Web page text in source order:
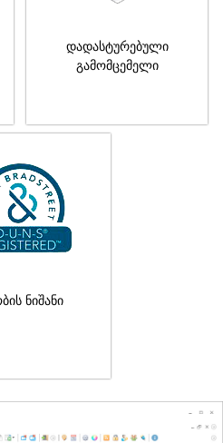
დადასტურებული
გამომცემელი
ნიშანი